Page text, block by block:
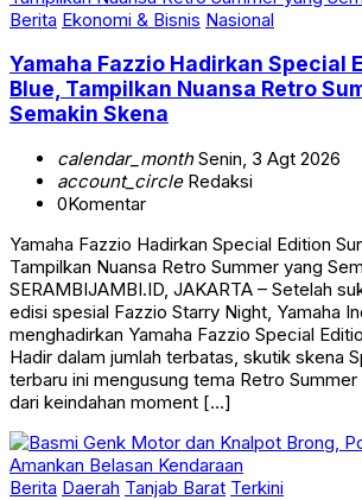
Berita Ekonomi & Bisnis Nasional
Yamaha Fazzio Hadirkan Special
Blue, Tampilkan Nuansa Retro
Semakin Skena
calendar_monthSenin, 3 Agt 2026
account_circleRedaksi
0Komentar
Yamaha Fazzio Hadirkan Special Edition
Tampilkan Nuansa Retro Summer yang
SERAMBIJAMBI.ID, JAKARTA – Setelah
edisi spesial Fazzio Starry Night, Yamaha
menghadirkan Yamaha Fazzio Special
Hadir dalam jumlah terbatas, skutik skena
terbaru ini mengusung tema Retro
dari keindahan moment […]
Berita Daerah Tanjab Barat Terkini